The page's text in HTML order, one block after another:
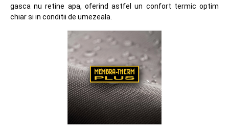
gasca nu retine apa, oferind astfel un confort termic optim
chiar si in conditii de umezeala.